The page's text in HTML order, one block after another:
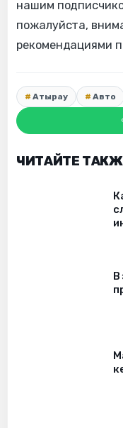
нашим
пожалуйста,
рекомендациями
Атырау Авто
ЧИТАЙТЕ
В